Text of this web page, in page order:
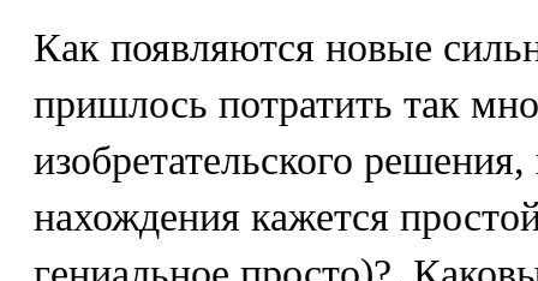
Как появляются новые
пришлось потратить так
изобретательского
нахождения кажется